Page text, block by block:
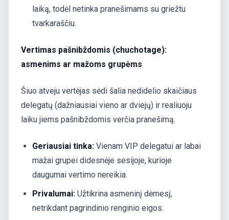
laiką, todėl netinka pranešimams su griežtu
tvarkaraščiu.
Vertimas pašnibždomis (chuchotage):
asmenims ar mažoms grupėms
Šiuo atveju vertėjas sėdi šalia nedidelio skaičiaus
delegatų (dažniausiai vieno ar dviejų) ir realiuoju
laiku jiems pašnibždomis verčia pranešimą.
Geriausiai tinka: Vienam VIP delegatui ar labai
mažai grupei didesnėje sesijoje, kurioje
daugumai vertimo nereikia.
Privalumai: Užtikrina asmeninį dėmesį,
netrikdant pagrindinio renginio eigos.